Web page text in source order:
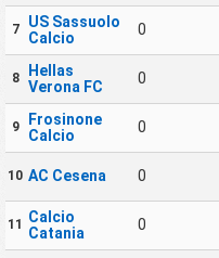
7
US Sassuolo
Calcio
0
8
Hellas
Verona FC
0
9
Frosinone
Calcio
0
10 AC Cesena 0
11
Calcio
Catania
0